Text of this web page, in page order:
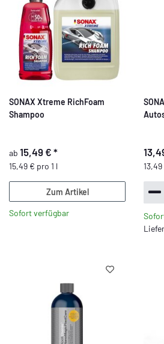
SONAX Xtreme RichFoam
Shampoo
ab 15,49 € *
15,49 € pro 1 l
Zum Artikel
Sofort verfügbar